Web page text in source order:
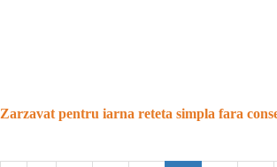
Zarzavat pentru iarna reteta simpla fara